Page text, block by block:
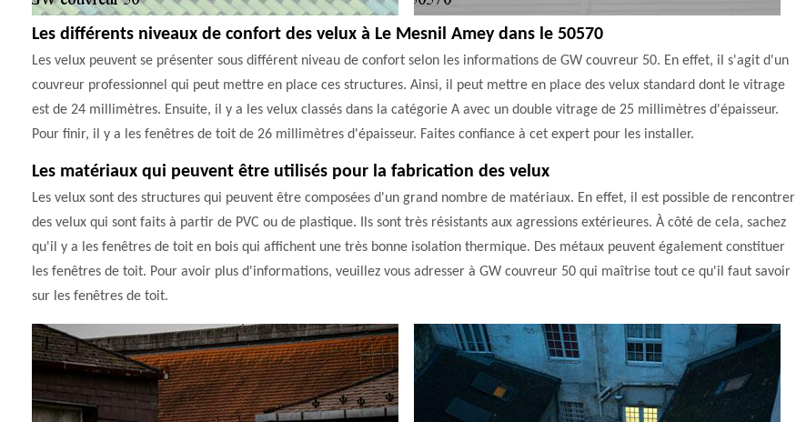
Les différents niveaux de confort des velux à Le Mesnil Amey dans le 50570
Les velux peuvent se présenter sous différent niveau de confort selon les informations de GW couvreur 50. En effet, il s'agit d'un
couvreur professionnel qui peut mettre en place ces structures. Ainsi, il peut mettre en place des velux standard dont le vitrage
est de 24 millimètres. Ensuite, il y a les velux classés dans la catégorie A avec un double vitrage de 25 millimètres d'épaisseur.
Pour finir, il y a les fenêtres de toit de 26 millimètres d'épaisseur. Faites confiance à cet expert pour les installer.
Les matériaux qui peuvent être utilisés pour la fabrication des velux
Les velux sont des structures qui peuvent être composées d'un grand nombre de matériaux. En effet, il est possible de rencontrer
des velux qui sont faits à partir de PVC ou de plastique. Ils sont très résistants aux agressions extérieures. À côté de cela, sachez
qu'il y a les fenêtres de toit en bois qui affichent une très bonne isolation thermique. Des métaux peuvent également constituer
les fenêtres de toit. Pour avoir plus d'informations, veuillez vous adresser à GW couvreur 50 qui maîtrise tout ce qu'il faut savoir
sur les fenêtres de toit.